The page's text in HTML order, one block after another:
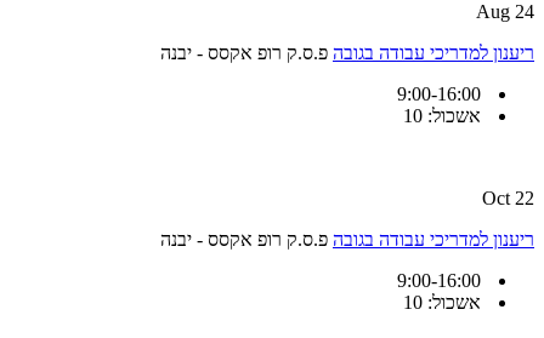
24 Aug
ריענון למדריכי עבודה בגובה פ.ס.ק רופ אקסס - יבנה
אשכול: 10
22 Oct
ריענון למדריכי עבודה בגובה פ.ס.ק רופ אקסס - יבנה
אשכול: 10